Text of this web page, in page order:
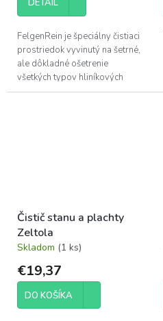
DETAIL
FelgenRein je špeciálny čistiaci
prostriedok vyvinutý na šetrné,
ale dôkladné ošetrenie
všetkých typov hliníkových
diskov kolies (zliatinové disky)
Čistič stanu a plachty
Zeltola
Skladom (1 ks)
€19,37
DO KOŠÍKA